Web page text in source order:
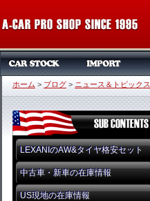
ホーム > ブログ > ニュース＆トピックス
LEXANIのAW&タイヤ格安セット
中古車・新車の在庫情報
US現地の在庫情報